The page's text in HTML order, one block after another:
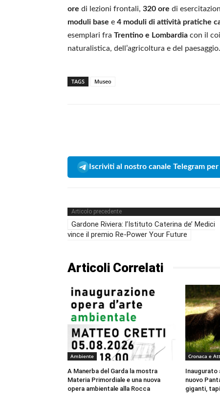
ore di lezioni frontali, 320 ore di
moduli base e 4 moduli di attività pratiche
esemplari fra Trentino e Lombardia con il
naturalistica, dell’agricoltura e del paesaggio.
TAGS Museo
Iscriviti al nostro canale Telegram
Articolo precedente
Gardone Riviera: l’Istituto Caterina de’ Medici
vince il premio Re‑Power Your Future
Articoli Correlati
Ambiente
A Manerba del Garda la mostra
Materia Primordiale e una nuova
opera ambientale alla Rocca
Cronaca e
Inaugurato
nuovo
giganti,